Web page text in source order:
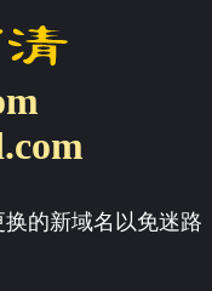
的新域名以免迷路